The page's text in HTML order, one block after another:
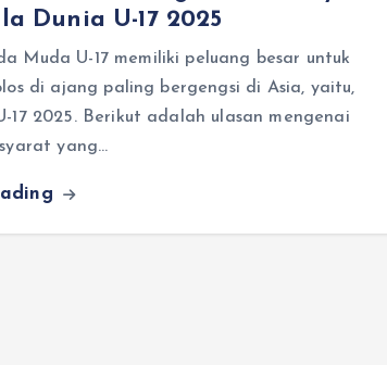
Dunia U-17 2025
Muda U-17 memiliki peluang besar untuk
di ajang paling bergengsi di Asia, yaitu,
17 2025. Berikut adalah ulasan mengenai
yang…